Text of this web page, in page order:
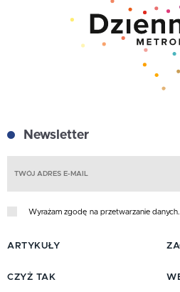
Newsletter
Wyrażam zgodę na przetwarzanie danych.
ARTYKUŁY
CZYŻ TAK